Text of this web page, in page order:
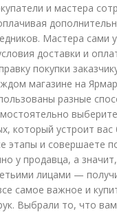
и мастера
Мастера сами
доставки и
покупки
магазине на
разные
который устроит
этапы и совершаете
у продавца, а
лицами —
самое важное и
Выбрали то, что